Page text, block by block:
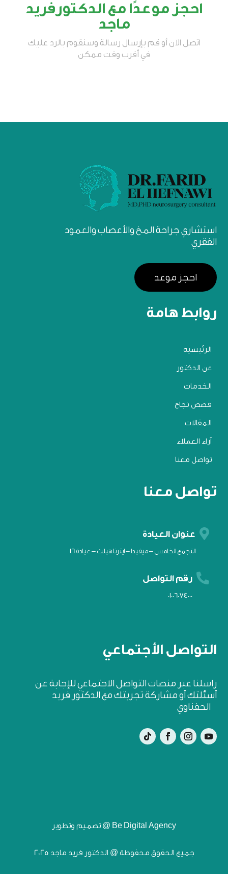
احجز موعدًا مع الدكتورفريد
ماجد
اتصل الآن أو قم بإرسال رسالة وسنقوم بالرد عليك
في أقرب وقت ممكن
التواصل الأجتماعي
راسلنا عبر منصات التواصل الاجتماعي للإجابة عن
أسئلتك أو مشاركة تجربتك مع الدكتور فريد
تواصل معنا
 عنوان العيادة
التجمع الخامس – ميفيدا – ايترنا هيلث – عيادة 16
 رقم التواصل
01006074000
روابط هامة
الرئيسية
عن الدكتور
الخدمات
قصص نجاح
المقالات
آراء العملاء
تواصل معنا
استشاري جراحة المخ والأعصاب والعمود
الفقري
احجز موعد
تصميم وتطوير @ Be Digital Agency
جميع الحقوق محفوظة @ الدكتور فريد ماجد 2025